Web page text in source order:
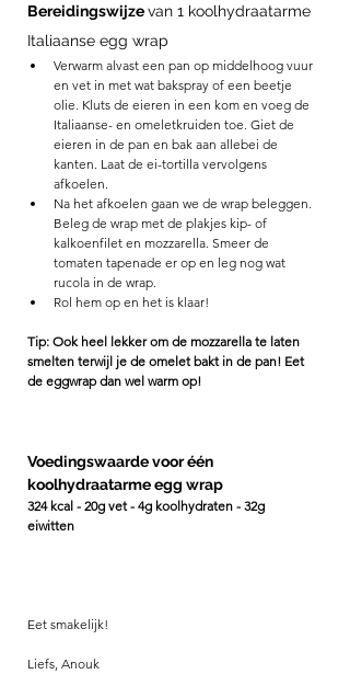
Bereidingswijze van 1 koolhydraatarme
Italiaanse egg wrap
Verwarm alvast een pan op middelhoog vuur
en vet in met wat bakspray of een beetje
olie. Kluts de eieren in een kom en voeg de
Italiaanse- en omeletkruiden toe. Giet de
eieren in de pan en bak aan allebei de
kanten. Laat de ei-tortilla vervolgens
afkoelen.
Na het afkoelen gaan we de wrap beleggen.
Beleg de wrap met de plakjes kip- of
kalkoenfilet en mozzarella. Smeer de
tomaten tapenade er op en leg nog wat
rucola in de wrap.
Rol hem op en het is klaar!
Tip: Ook heel lekker om de mozzarella te laten
smelten terwijl je de omelet bakt in de pan! Eet
de eggwrap dan wel warm op!
Voedingswaarde voor één
koolhydraatarme egg wrap
324 kcal - 20g vet - 4g koolhydraten - 32g
eiwitten
Eet smakelijk!
Liefs, Anouk